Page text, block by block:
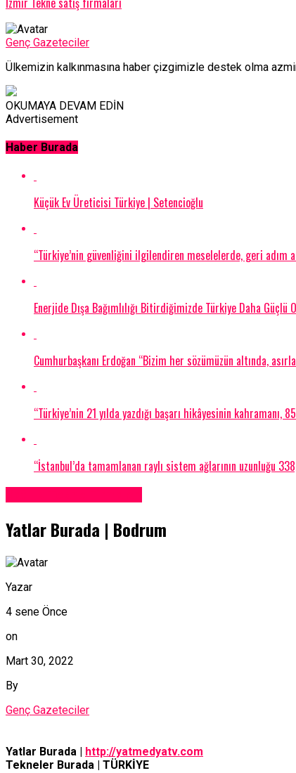
Genç Gazeteciler
Ülkemizin kalkınmasına haber çizgimizle destek olma
OKUMAYA DEVAM EDİN
Advertisement
Haber Burada
Küçük Ev Üreticisi Türkiye | Setencioğlu
“Türkiye’nin güvenliğini ilgilendiren meselelerde, geri adım
Enerjide Dışa Bağımlılığı Bitirdiğimizde Türkiye Daha Güçlü
Cumhurbaşkanı Erdoğan “Bizim her sözümüzün altında,
“Türkiye’nin 21 yılda yazdığı başarı hikâyesinin
“İstanbul’da tamamlanan raylı sistem ağlarının uzunluğu
Yatlar Burada | Bodrum
Yazar
4 sene Önce
on
Mart 30, 2022
By
Genç Gazeteciler
Yatlar Burada |
http://yatmedyatv.com
Tekneler Burada | TÜRKİYE